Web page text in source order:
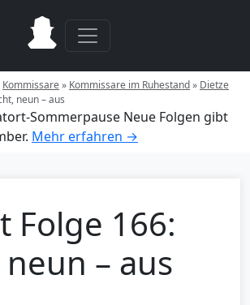
Kommissare» Kommissare im Ruhestand» Dietze
neun – aus
Sommerpause Neue Folgen gibt
Mehr erfahren →
Folge 166:
– aus